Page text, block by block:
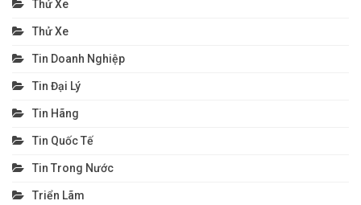
Thử Xe
Thử Xe
Tin Doanh Nghiệp
Tin Đại Lý
Tin Hãng
Tin Quốc Tế
Tin Trong Nước
Triển Lãm